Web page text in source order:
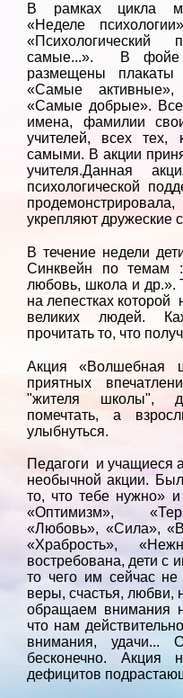
В рамках цикла
«Неделе
самые...». В фойе
размещены
«Самые активные»,
«Самые добрые».
имена, фамилии
учителей, всех тех,
самыми. В акции
учителя.Данная
психологической
укрепляют дружеские
В течение недели
Синквейн по темам
любовь, школа и др.».
на лепестках которой
великих людей.
прочитать то, что
Акция «Волшебная
приятных
"жителя школы",
помечтать, а
улыбнуться.
Педагоги и учащиеся
необычной акции.
то, что тебе нужно»
«Оптимизм»,
«Любовь», «Сила»,
«Храбрость»,
востребована, дети с
то чего им сейчас не
веры, счастья, любви,
обращаем внимания
что нам
внимания, удачи...
бесконечно. Акция
дефицитов